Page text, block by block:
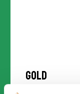
Gold